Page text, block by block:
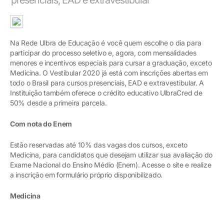
Na Rede Ulbra de Educação é você quem escolhe o dia para
participar do processo seletivo e, agora, com mensalidades
menores e incentivos especiais para cursar a graduação, exceto
Medicina. O Vestibular 2020 já está com inscrições abertas em
todo o Brasil para cursos presenciais, EAD e extravestibular. A
Instituição também oferece o crédito educativo UlbraCred de
50% desde a primeira parcela.
Com nota do Enem
Estão reservadas até 10% das vagas dos cursos, exceto
Medicina, para candidatos que desejam utilizar sua avaliação do
Exame Nacional do Ensino Médio (Enem). Acesse o site e realize
a inscrição em formulário próprio disponibilizado.
Medicina